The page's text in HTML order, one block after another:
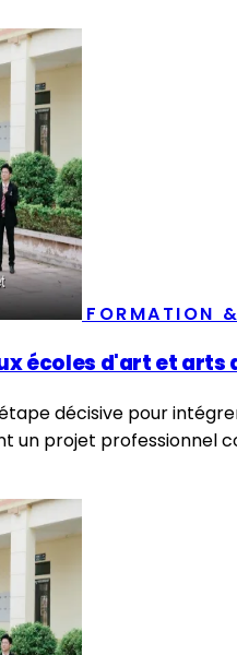
FORMATION
écoles d'art et arts
décisive pour
un projet professionnel